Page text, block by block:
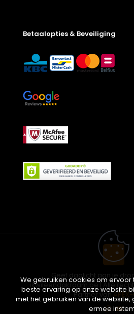
Betaalopties & Beveiliging
Geef daglicht aan je
ikwileendakraam.be | Alle
Partner van
We gebruiken cookies om
beste ervaring op onze website
met het gebruiken van de website,
ermee